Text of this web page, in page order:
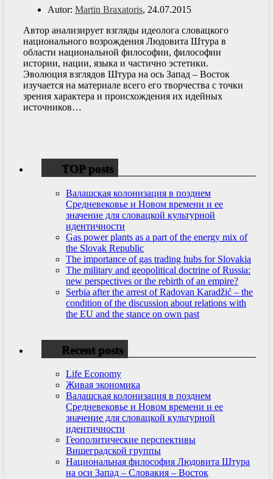
Autor: Martin Braxatoris, 24.07.2015
Автор анализирует взгляды идеолога словацкого
национального возрождения Людовита Штура в
области национальной философии, философии
истории, нации, языка и частично эстетики.
Эволюция взглядов Штура на ось Запад – Восток
изучается на материале всего его творчества с точки
зрения характера и происхождения их идейных
источников…
TOP posts
Валашская колонизация в позднем
Средневековье и Новом времени и ее
значение для словацкой культурной
идентичности
Gas power plants as a part of the energy mix of
the Slovak Republic
The importance of gas trading hubs for Slovakia
The military and geopolitical doctrine of Russia:
new perspectives or the rebirth of an empire?
Serbia after the arrest of Radovan Karadžić – the
condition of the discussion about relations with
the EU and the stance on own past
Recent posts
Life Economy
Живая экономика
Валашская колонизация в позднем
Средневековье и Новом времени и ее
значение для словацкой культурной
идентичности
Геополитические перспективы
Вишеградской группы
Национальная философия Людовита Штура
на оси Запад – Словакия – Восток